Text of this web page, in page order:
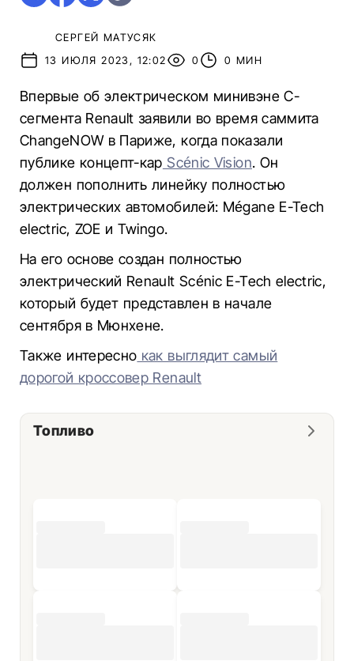
СЕРГЕЙ МАТУСЯК
13 ИЮЛЯ 2023, 12:02
0 0 МИН
Впервые об электрическом минивэне С-
сегмента Renault заявили во время саммита
ChangeNOW в Париже, когда показали
публике концепт-кар Scénic Vision. Он
должен пополнить линейку полностью
электрических автомобилей: Mégane E-Tech
electric, ZOE и Twingo.
На его основе создан полностью
электрический Renault Scénic E-Tech electric,
который будет представлен в начале
сентября в Мюнхене.
Также интересно как выглядит самый
дорогой кроссовер Renault
Топливо